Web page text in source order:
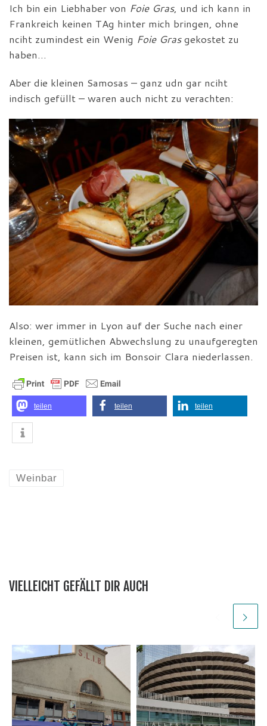
Ich bin ein Liebhaber von Foie Gras, und ich kann in
Frankreich keinen TAg hinter mich bringen, ohne
nciht zumindest ein Wenig Foie Grasgekostet zu
haben…
Aber die kleinen Samosas – ganz udn gar nciht
indisch gefüllt – waren auch nicht zu verachten:
Also: wer immer in Lyon auf der Suche nach einer
kleinen, gemütlichen Abwechslung zu unaufgeregten
Preisen ist, kann sich im Bonsoir Clara niederlassen.
teilen teilen teilen
Weinbar
VIELLEICHT GEFÄLLT DIR AUCH